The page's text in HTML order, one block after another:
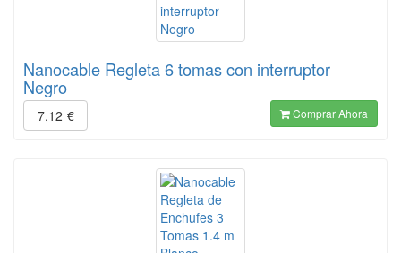
Nanocable Regleta 6 tomas con interruptor
Negro
7,12 € Comprar Ahora